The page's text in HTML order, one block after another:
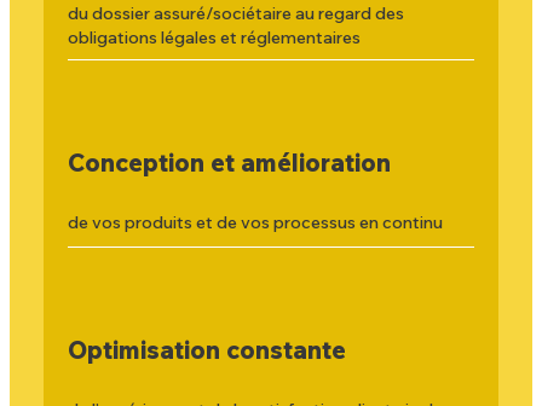
du dossier assuré/sociétaire au regard des
obligations légales et réglementaires
Conception et amélioration
de vos produits et de vos processus en continu
Optimisation constante